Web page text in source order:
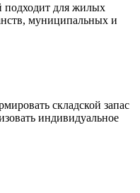
подходит для жилых
муниципальных и
складской запас
индивидуальное